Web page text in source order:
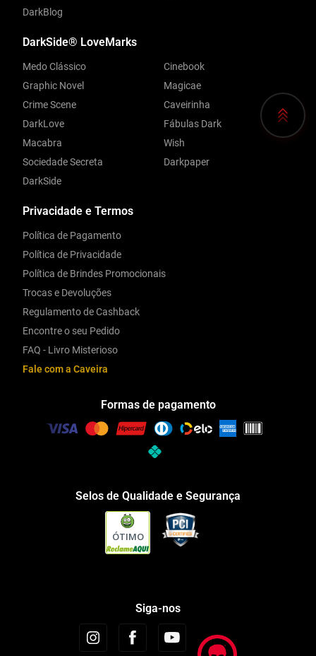
Privacidade e Termos
Política de Pagamento
Política de Privacidade
Política de Brindes Promocionais
Trocas e Devoluções
Regulamento de Cashback
Encontre o seu Pedido
FAQ - Livro Misterioso
Fale com a Caveira
DarkBlog
DarkSide® LoveMarks
Medo Clássico
Graphic Novel
Crime Scene
DarkLove
Macabra
Sociedade Secreta
DarkSide
Cinebook
Magicae
Caveirinha
Fábulas Dark
Wish
Darkpaper
Formas de pagamento
Selos de Qualidade e Segurança
ÓTIMO
Siga-nos